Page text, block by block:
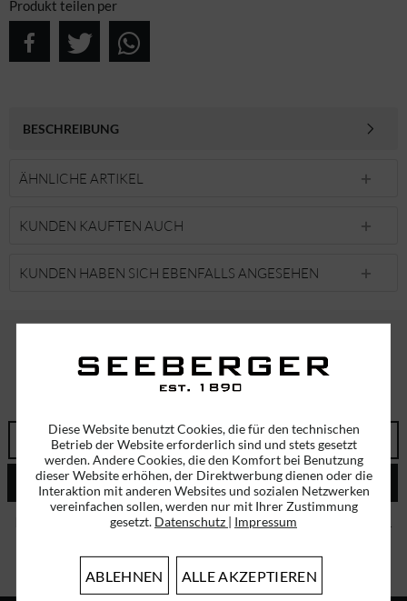
Produkt teilen per
BESCHREIBUNG
ÄHNLICHE ARTIKEL
KUNDEN KAUFTEN AUCH
KUNDEN HABEN SICH EBENFALLS ANGESEHEN
ABONNIEREN SIE UNSEREN NEWSLETTER!
ERHALTEN SIE EINMALIG EINEN 5 EURO GUTSCHEIN
ABSENDEN
Datenschutzbestimmungenzur Kenntnis genommen.
Diese Website benutzt Cookies, die für den technischen
Betrieb der Website erforderlich sind und stets gesetzt
werden. Andere Cookies, die den Komfort bei Benutzung
dieser Website erhöhen, der Direktwerbung dienen oder die
Interaktion mit anderen Websites und sozialen Netzwerken
vereinfachen sollen, werden nur mit Ihrer Zustimmung
gesetzt. Datenschutz | Impressum
ABLEHNEN ALLE AKZEPTIEREN